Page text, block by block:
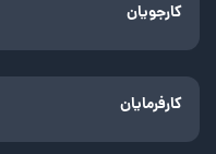
کارجویان
کارفرمایان